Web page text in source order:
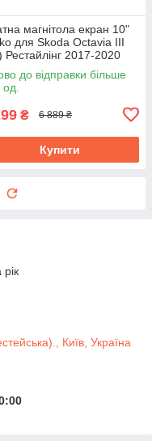
магнітола екран 10"
для Skoda Octavia III
Рестайлінг 2017-2020
Wi-Fi Optima Шкода
до відправки більше
₴ 6 889 ₴
Купити
Київ, Україна